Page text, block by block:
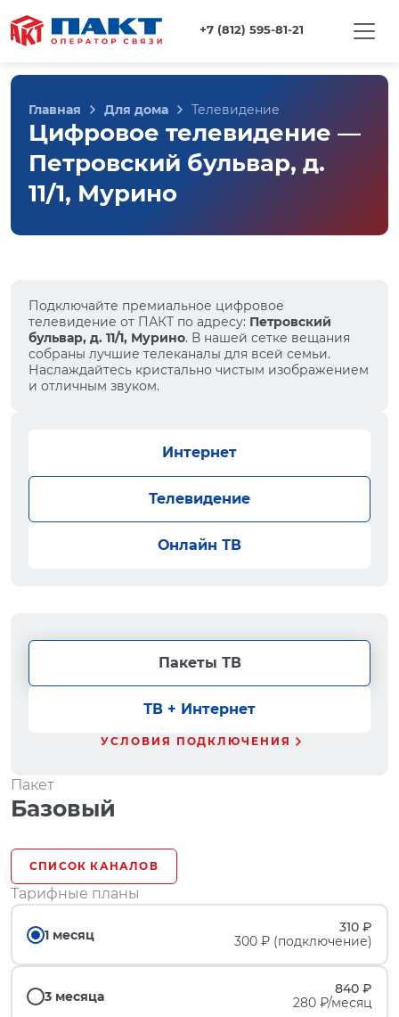
+7 (812) 595-81-21
Главная Для дома Телевидение
Цифровое телевидение —
Петровский бульвар, д.
11/1, Мурино
Подключайте премиальное цифровое
телевидение от ПАКТ по адресу: Петровский
бульвар, д. 11/1, Мурино. В нашей сетке вещания
собраны лучшие телеканалы для всей семьи.
Наслаждайтесь кристально чистым изображением
и отличным звуком.
Интернет
Телевидение
Онлайн ТВ
Пакеты ТВ
ТВ + Интернет
УСЛОВИЯ ПОДКЛЮЧЕНИЯ
Пакет
Базовый
СПИСОК КАНАЛОВ
Тарифные планы
1 месяц
310 ₽
300 ₽ (подключение)
3 месяца
840 ₽
280 ₽/месяц